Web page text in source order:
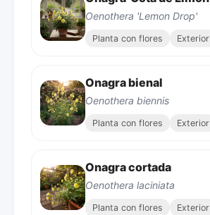
Oenothera 'Lemon Drop'
Planta con flores Exterior
Onagra bienal
Oenothera biennis
Planta con flores Exterior
Onagra cortada
Oenothera laciniata
Planta con flores Exterior